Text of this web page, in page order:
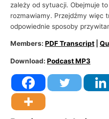
zależy od sytuacji. Obejmuje
rozmawiamy. Przejdźmy więc
odpowiednie sposoby
Members:PDF Transcript |
Download:Podcast MP3